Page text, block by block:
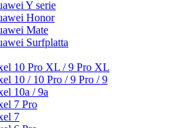
Y serie
Honor
Mate
Surfplatta
10 Pro XL / 9 Pro XL
10 / 10 Pro / 9 Pro / 9
10a / 9a
7 Pro
7